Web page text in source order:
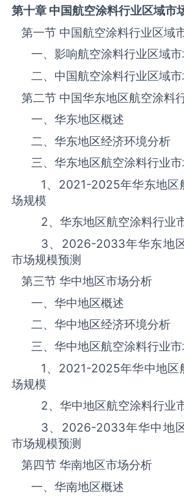
第十章 中国航空涂料行业区域市
第一节 中国航空涂料‌‌‌行业区域
一、影响航空涂料‌‌‌行业区域
二、中国航空涂料‌‌‌行业区域
第二节 中国华东地区航空涂料‌‌‌
一、华东地区概述
二、华东地区经济环境分析
三、华东地区航空涂料‌‌‌行业
1、 2021-2025年华东地区
场规模
2、华东地区航空涂料‌‌‌行业
3、 2026-2033年华东地
市场规模预测
第三节 华中地区市场分析
一、华中地区概述
二、华中地区经济环境分析
三、华中地区航空涂料‌‌‌行业
1、 2021-2025年华中地区
场规模
2、华中地区航空涂料‌‌‌行业
3、 2026-2033年华中地
市场规模预测
第四节 华南地区市场分析
一、华南地区概述